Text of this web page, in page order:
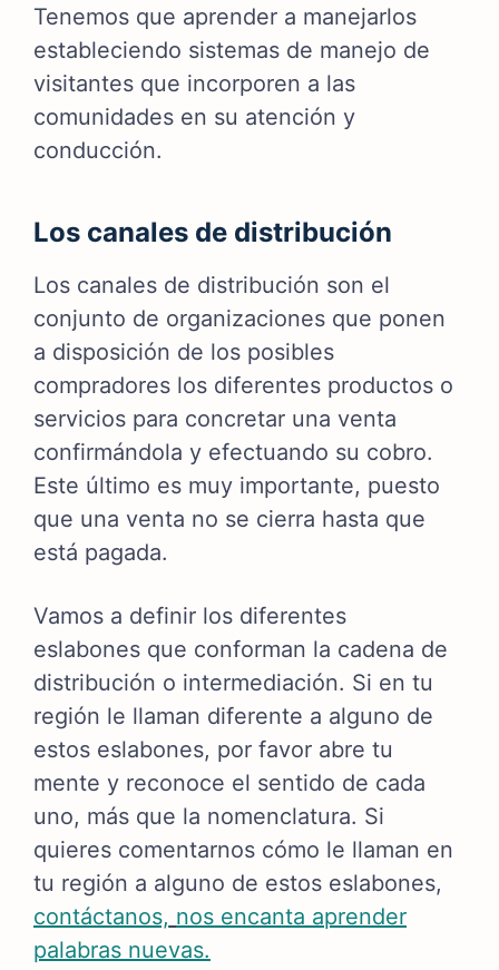
Tenemos que aprender a manejarlos
estableciendo sistemas de manejo de
visitantes que incorporen a las
comunidades en su atención y
conducción.
Los canales de distribución
Los canales de distribución son el
conjunto de organizaciones que ponen
a disposición de los posibles
compradores los diferentes productos o
servicios para concretar una venta
confirmándola y efectuando su cobro.
Este último es muy importante, puesto
que una venta no se cierra hasta que
está pagada.
Vamos a definir los diferentes
eslabones que conforman la cadena de
distribución o intermediación. Si en tu
región le llaman diferente a alguno de
estos eslabones, por favor abre tu
mente y reconoce el sentido de cada
uno, más que la nomenclatura. Si
quieres comentarnos cómo le llaman en
tu región a alguno de estos eslabones,
contáctanos, nos encanta aprender
palabras nuevas.